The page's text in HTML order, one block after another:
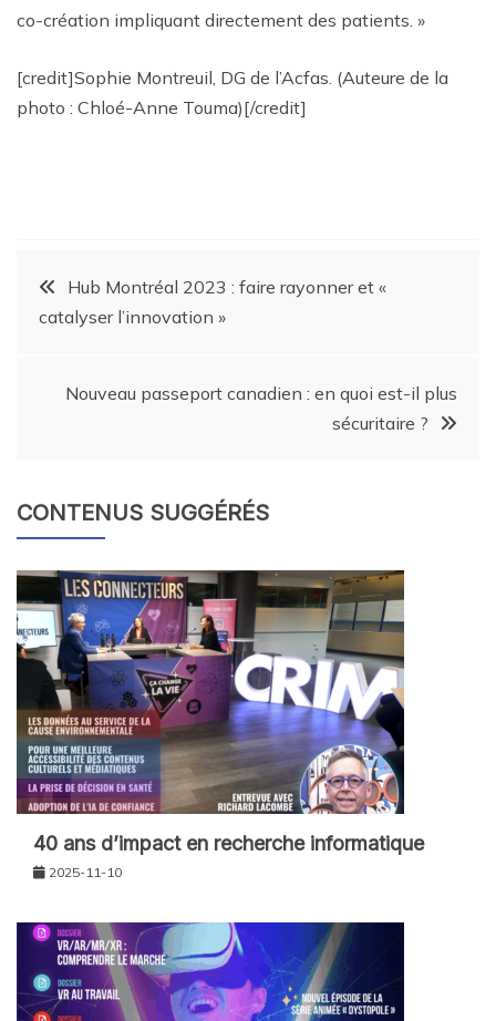
co-création impliquant directement des patients. »
[credit]Sophie Montreuil, DG de l’Acfas. (Auteure de la
photo : Chloé-Anne Touma)[/credit]
Hub Montréal 2023 : faire rayonner et «
catalyser l’innovation »
Nouveau passeport canadien : en quoi est-il plus
sécuritaire ?
CONTENUS SUGGÉRÉS
40 ans d’impact en recherche informatique
2025-11-10